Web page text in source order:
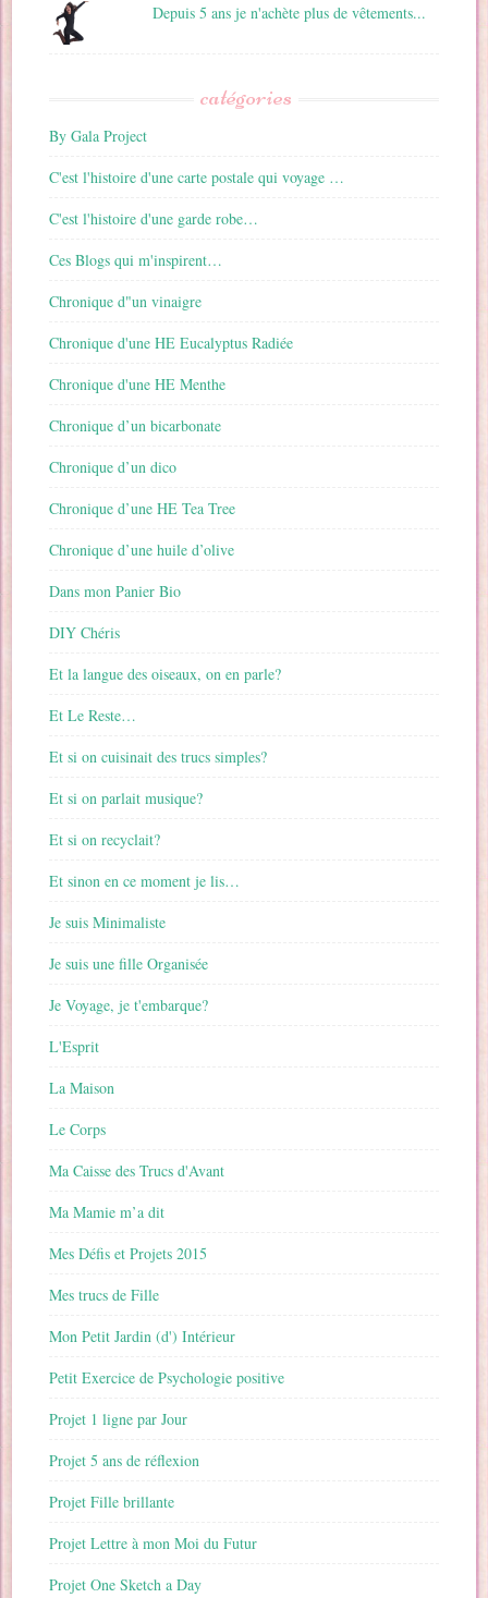
Depuis 5 ans je n'achète plus de vêtements...
catégories
By Gala Project
C'est l'histoire d'une carte postale qui voyage …
C'est l'histoire d'une garde robe…
Ces Blogs qui m'inspirent…
Chronique d"un vinaigre
Chronique d'une HE Eucalyptus Radiée
Chronique d'une HE Menthe
Chronique d’un bicarbonate
Chronique d’un dico
Chronique d’une HE Tea Tree
Chronique d’une huile d’olive
Dans mon Panier Bio
DIY Chéris
Et la langue des oiseaux, on en parle?
Et Le Reste…
Et si on cuisinait des trucs simples?
Et si on parlait musique?
Et si on recyclait?
Et sinon en ce moment je lis…
Je suis Minimaliste
Je suis une fille Organisée
Je Voyage, je t'embarque?
L'Esprit
La Maison
Le Corps
Ma Caisse des Trucs d'Avant
Ma Mamie m’a dit
Mes Défis et Projets 2015
Mes trucs de Fille
Mon Petit Jardin (d') Intérieur
Petit Exercice de Psychologie positive
Projet 1 ligne par Jour
Projet 5 ans de réflexion
Projet Fille brillante
Projet Lettre à mon Moi du Futur
Projet One Sketch a Day